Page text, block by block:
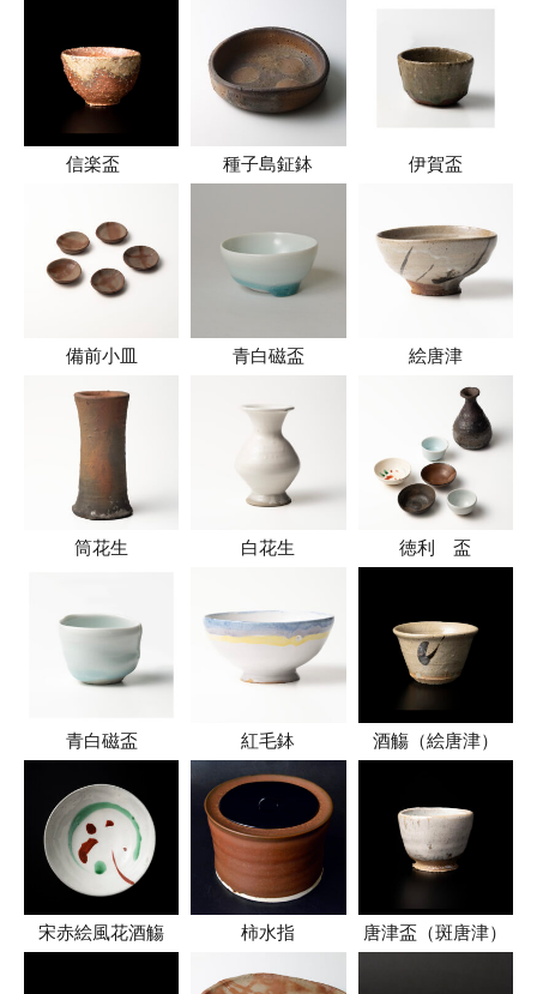
信楽盃 種子島鉦鉢 伊賀盃
備前小皿 青白磁盃 絵唐津
筒花生 白花生 徳利 盃
青白磁盃 紅毛鉢 酒觴（絵唐津）
宋赤絵風花酒觴 柿水指 唐津盃（斑唐津）